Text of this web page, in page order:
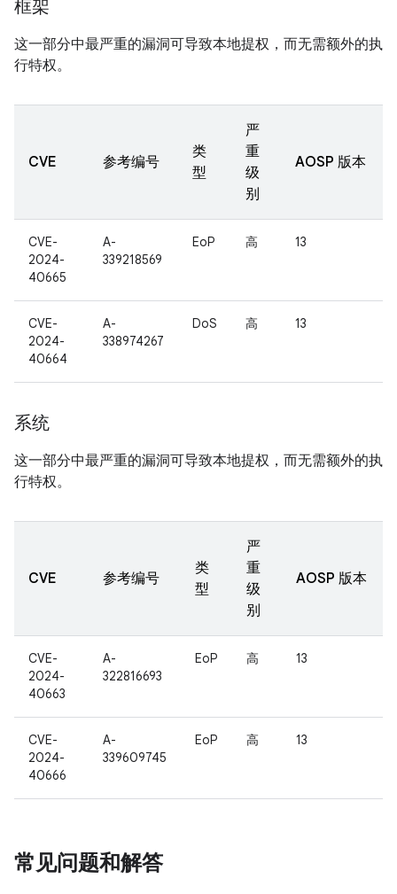
框架
这一部分中最严重的漏洞可导致本地提权，而无需额外的执
行特权。
CVE 参考编号
类
型
严
重
级
别
AOSP 版本
CVE-
2024-
40665
A-
339218569
EoP 高 13
CVE-
2024-
40664
A-
338974267
DoS 高 13
系统
这一部分中最严重的漏洞可导致本地提权，而无需额外的执
行特权。
CVE 参考编号
类
型
严
重
级
别
AOSP 版本
CVE-
2024-
40663
A-
322816693
EoP 高 13
CVE-
2024-
40666
A-
339609745
EoP 高 13
常见问题和解答